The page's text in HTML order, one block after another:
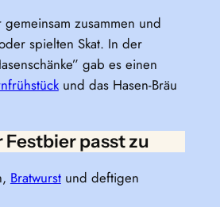
zusammen und
spielten Skat. In der
gab es einen
und das Hasen-Bräu
Festbier passt zu
Bratwurstund deftigen